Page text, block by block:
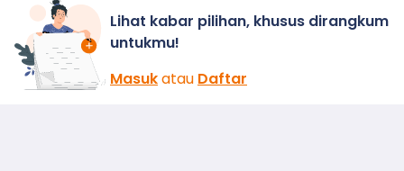
Lihat kabar pilihan, khusus dirangkum
untukmu!
Masukatau Daftar